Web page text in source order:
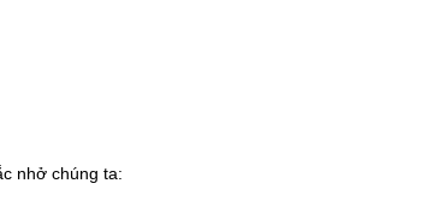
nhở chúng ta: